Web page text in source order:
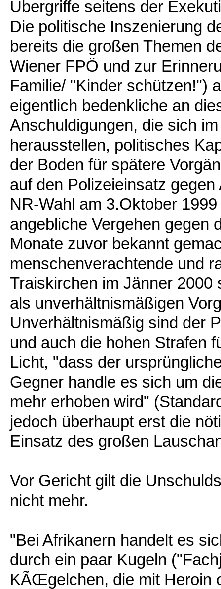
Übergriffe seitens der
Die politische Inszenierung
bereits die großen Themen
Wiener FPÖ und zur
Familie/ "Kinder schützen!")
eigentlich bedenkliche an
Anschuldigungen, die sich
herausstellen, politisches
der Boden für spätere
auf den Polizeieinsatz
NR-Wahl am 3.Oktober
angebliche Vergehen gegen
Monate zuvor bekannt
menschenverachtende und
Traiskirchen im Jänner 2000
als unverhältnismäßigen
Unverhältnismäßig sind der
und auch die hohen Strafen
Licht, "dass der
Gegner handle es sich um
mehr erhoben wird"
jedoch überhaupt erst die
Einsatz des großen
Vor Gericht gilt die
nicht mehr.
"Bei Afrikanern handelt es
durch ein paar Kugeln
KÃŒgelchen, die mit Heroin